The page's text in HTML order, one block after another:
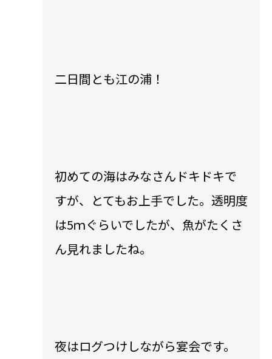
二日間とも江の浦！
初めての海はみなさんドキドキで
すが、とてもお上手でした。透明度
は5ｍぐらいでしたが、魚がたくさ
ん見れましたね。
夜はログつけしながら宴会です。